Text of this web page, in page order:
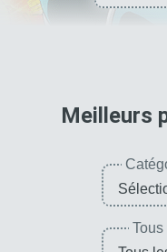
Meilleurs
Tous